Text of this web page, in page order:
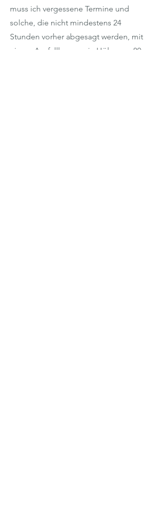
muss ich vergessene Termine und
solche, die nicht mindestens 24
Stunden vorher abgesagt werden, mit
einem Ausfallhonorar in Höhe von 80